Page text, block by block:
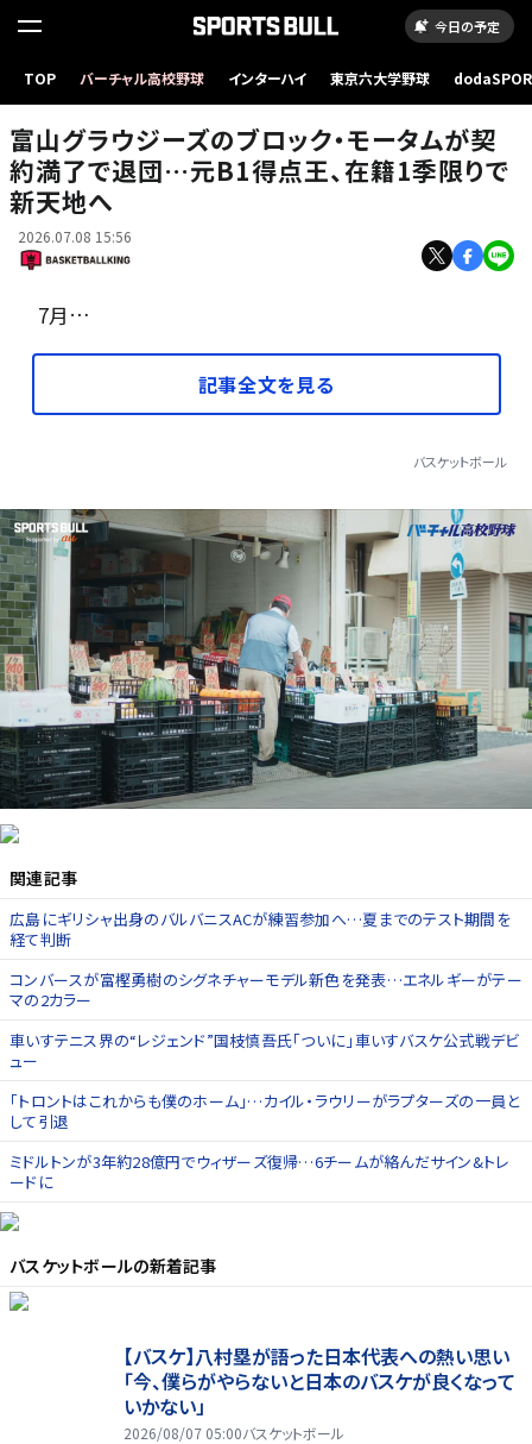
今日の予定
TOP バーチャル高校野球 インターハイ 東京六大学野球
昨季は富山でプレーしたモータム［写真］＝B.LEAGUE
富山グラウジーズのブロック・モータムが契
約満了で退団…元B1得点王、在籍1季限りで
新天地へ
2026.07.08 15:56
7月…
記事全文を見る
バスケットボール
関連記事
広島にギリシャ出身のバルバニスACが練習参加へ…夏までのテスト期間を
経て判断
コンバースが富樫勇樹のシグネチャーモデル新色を発表…エネルギーがテー
マの2カラー
車いすテニス界の“レジェンド”国枝慎吾氏「ついに」車いすバスケ公式戦デビ
ュー
「トロントはこれからも僕のホーム」…カイル・ラウリーがラプターズの一員と
して引退
ミドルトンが3年約28億円でウィザーズ復帰…6チームが絡んだサイン&トレ
ードに
バスケットボールの新着記事
【バスケ】八村塁が語った日本代表への熱い思い
「今、僕らがやらないと日本のバスケが良くなって
いかない」
2026/08/07 05:00バスケットボール